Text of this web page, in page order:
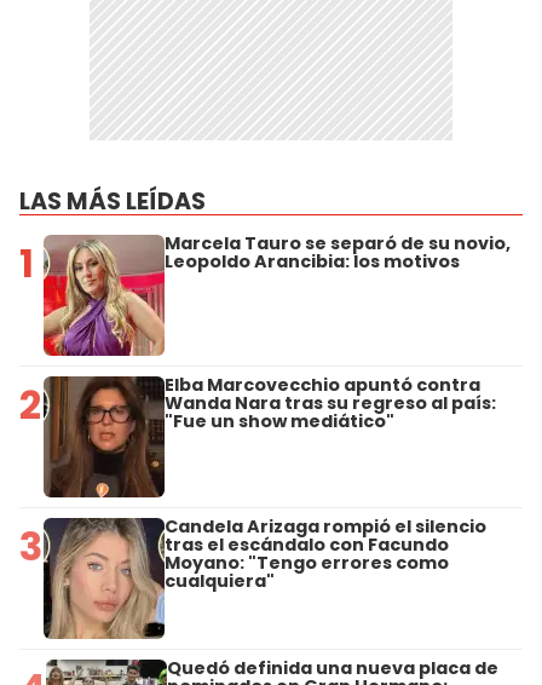
LAS MÁS LEÍDAS
1 Marcela Tauro se separó de su novio,
Leopoldo Arancibia: los motivos
2 Elba Marcovecchio apuntó contra
Wanda Nara tras su regreso al país:
"Fue un show mediático"
3 Candela Arizaga rompió el silencio
tras el escándalo con Facundo
Moyano: "Tengo errores como
cualquiera"
Quedó definida una nueva placa de